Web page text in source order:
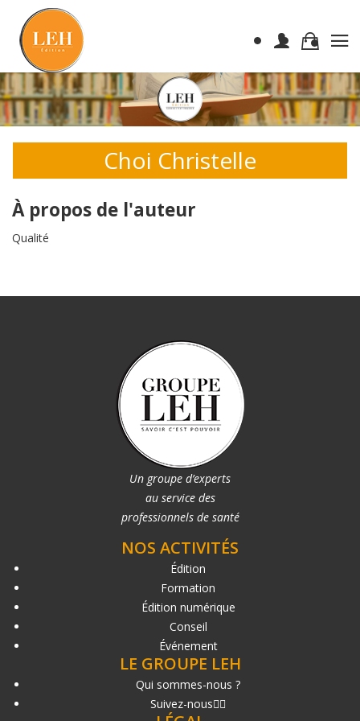
Choi Christelle
À propos de l'auteur
Qualité
Un groupe d’experts
au service des
professionnels de santé
NOS ACTIVITÉS
Édition
Formation
Édition numérique
Conseil
Événement
LE GROUPE LEH
Qui sommes-nous ?
Suivez-nous